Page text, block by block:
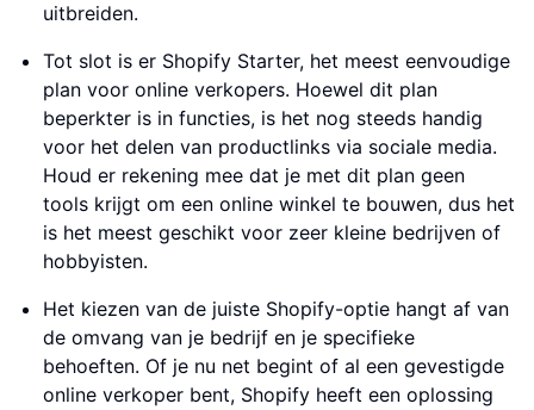
uitbreiden.
Tot slot is er Shopify Starter, het meest eenvoudige
plan voor online verkopers. Hoewel dit plan
beperkter is in functies, is het nog steeds handig
voor het delen van productlinks via sociale media.
Houd er rekening mee dat je met dit plan geen
tools krijgt om een online winkel te bouwen, dus het
is het meest geschikt voor zeer kleine bedrijven of
hobbyisten.
Het kiezen van de juiste Shopify-optie hangt af van
de omvang van je bedrijf en je specifieke
behoeften. Of je nu net begint of al een gevestigde
online verkoper bent, Shopify heeft een oplossing